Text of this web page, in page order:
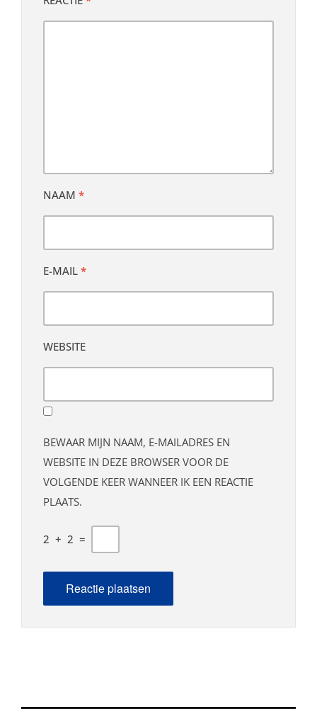
NAAM *
E-MAIL *
WEBSITE
BEWAAR MIJN NAAM, E-MAILADRES EN
WEBSITE IN DEZE BROWSER VOOR DE
VOLGENDE KEER WANNEER IK EEN REACTIE
PLAATS.
2 + 2 =